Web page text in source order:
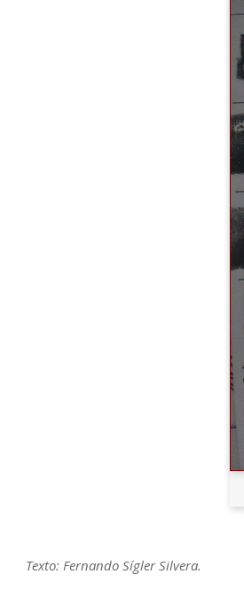
Texto: Fernando Sígler Silvera.